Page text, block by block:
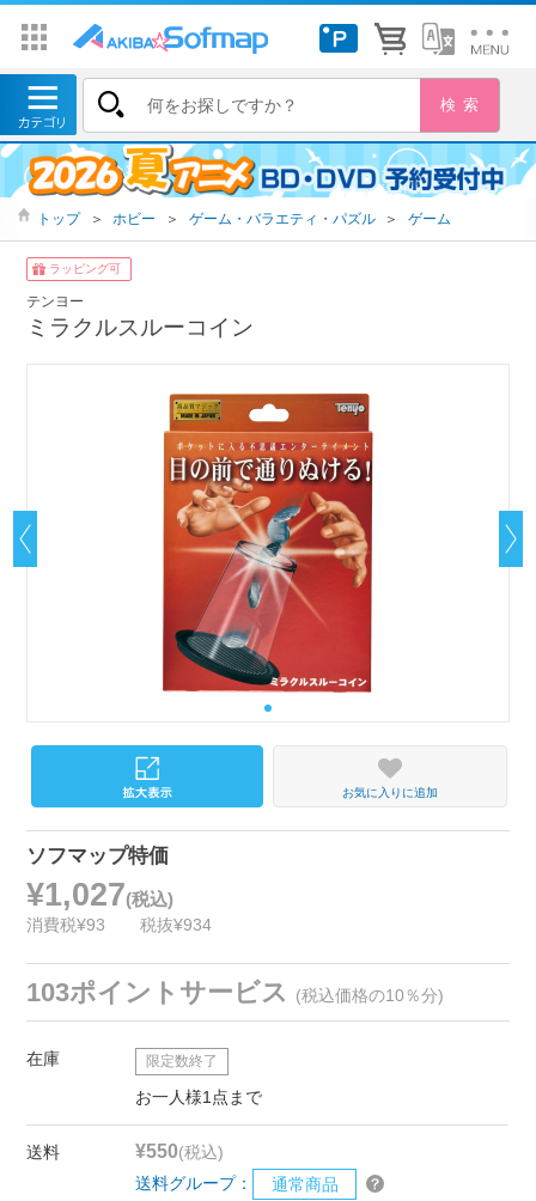
トップ ＞ ホビー ＞ ゲーム・バラエティ・パズル ＞ ゲーム
ラッピング可
テンヨー
ミラクルスルーコイン
お気に入りに追加
ソフマップ特価
¥1,027(税込)
消費税¥93 税抜¥934
103ポイントサービス (税込価格の10％分)
在庫 限定数終了
お一人様1点まで
送料 ¥550(税込)
送料グループ：
通常商品